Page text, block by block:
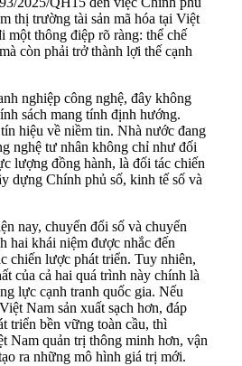
thị trường tài sản mã hóa tại Việt
một thông điệp rõ ràng: thể chế
còn phải trở thành lợi thế cạnh
nghiệp công nghệ, đây không
sách mang tính định hướng.
hiệu về niềm tin. Nhà nước đang
nghệ tư nhân không chỉ như đối
lượng đồng hành, là đối tác chiến
dựng Chính phủ số, kinh tế số và
nay, chuyển đổi số và chuyển
hai khái niệm được nhắc đến
chiến lược phát triển. Tuy nhiên,
của cả hai quá trình này chính là
lực cạnh tranh quốc gia. Nếu
Nam sản xuất sạch hơn, đáp
triển bền vững toàn cầu, thì
Nam quản trị thông minh hơn, vận
ra những mô hình giá trị mới.